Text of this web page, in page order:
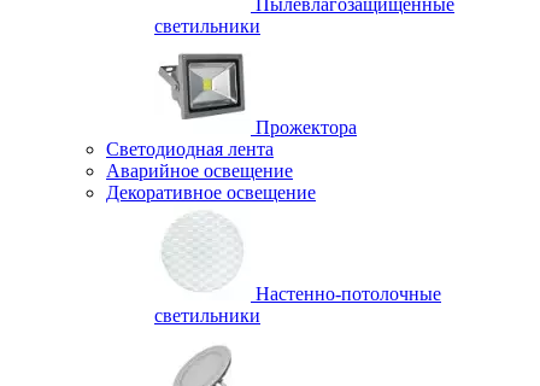
Пылевлагозащищенные
светильники
Прожектора
Светодиодная лента
Аварийное освещение
Декоративное освещение
Настенно-потолочные
светильники